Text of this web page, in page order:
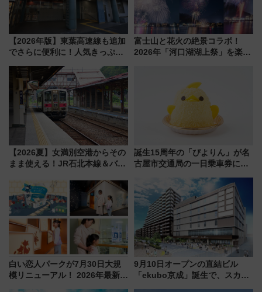
【2026年版】東葉高速線も追加
でさらに便利に！人気きっぷ
今年も発売 秋・早春に千葉県を
巡るなら使い勝手・コスパ抜群
富士山と花火の絶景コラボ！
2026年「河口湖湖上祭」を楽し
【2026夏】女満別空港からその
まま使える！JR石北本線＆バス
ーパス」でおトクに道東観光
（8/3発売）
誕生15周年の「ぴよりん」が名
古屋市交通局の一日乗車券に！
定1万5000枚】
白い恋人パークが7月30日大規
模リニューアル！ 2026年最新の
9月10日オープンの直結ビル
「ekubo京成」誕生で、スカイ